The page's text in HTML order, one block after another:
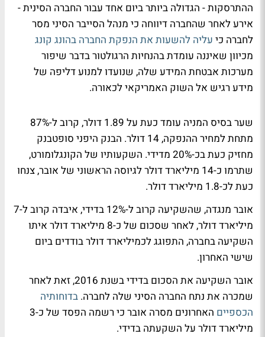
ההתרסקות - הגדולה ביותר ביום אחד עבור החברה הסינית -
אירע לאחר שהחברה דיווחה כי מנהל הסייבר הסיני מסר
לחברה כי עליה להשעות את הנפקת החברה בהונג קונג
מכיוון שאיננה עומדת בהנחיות הרגולטור בדבר שיפור
מערכות אבטחת המידע שלה, שנועדו למנוע דליפה של
מידע רגיש אל השוק האמריקאי לכאורה.
שער בסיס המניה עומד כעת על 1.89 דולר, קרוב ל-87%
מתחת למחיר ההנפקה, 14 דולר. הבנק היפני סופטבנק
מחזיק כעת בכ-20% מדידי. השקעותיו של הקונגלומורט,
שתרמו כ-14 מיליארד דולר לגיוסה הראשוני של אובר, צנחו
כעת לכ-1.8 מיליארד דולר.
אובר מנגדה, שהשקיעה קרוב ל-12% בדידי, איבדה קרוב ל-7
מיליארד דולר, לאחר שסכום של כ-8 מיליארד דולר איתו
השקיעה בחברה, התפוגג לכמיליארד דולר בודדים ביום
שישי האחרון.
אובר השקיעה את הסכום בדידי בשנת 2016, זאת לאחר
שמכרה את נתח החברה הסיני שלה לחברה. בדוחותיה
הכספיים
האחרונים מסרה אובר כי רשמה הפסד של כ-3
מיליארד דולר על השקעתה בדידי.